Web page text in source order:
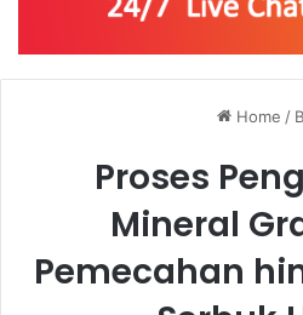
Home /
Proses
Mineral
Pemecahan